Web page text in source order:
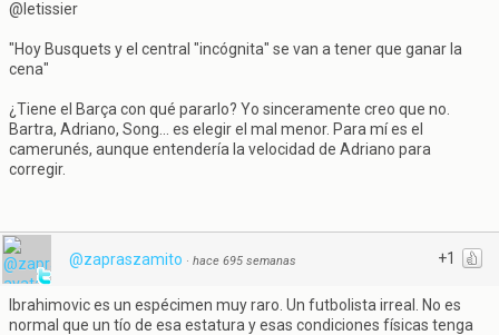
@letissier
"Hoy Busquets y el central "incógnita" se van a tener que ganar la
cena"
¿Tiene el Barça con qué pararlo? Yo sinceramente creo que no.
Bartra, Adriano, Song... es elegir el mal menor. Para mí es el
camerunés, aunque entendería la velocidad de Adriano para
corregir.
+1
@zapraszamito · hace 695 semanas
Ibrahimovic es un espécimen muy raro. Un futbolista irreal. No es
normal que un tío de esa estatura y esas condiciones físicas tenga